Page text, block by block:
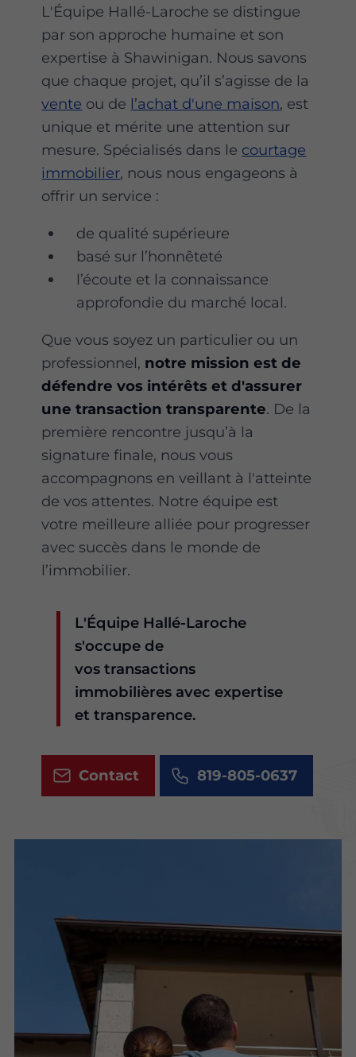
L'Équipe Hallé-Laroche se distingue
par son approche humaine et son
expertise à Shawinigan. Nous savons
que chaque projet, qu’il s’agisse de la
vente ou de l’achat d'une maison, est
unique et mérite une attention sur
mesure. Spécialisés dans le courtage
immobilier, nous nous engageons à
offrir un service :
de qualité supérieure
basé sur l’honnêteté
l’écoute et la connaissance
approfondie du marché local.
Que vous soyez un particulier ou un
professionnel, notre mission est de
défendre vos intérêts et d'assurer
une transaction transparente. De la
première rencontre jusqu’à la
signature finale, nous vous
accompagnons en veillant à l'atteinte
de vos attentes. Notre équipe est
votre meilleure alliée pour progresser
avec succès dans le monde de
l’immobilier.
L'Équipe Hallé-Laroche
s'occupe de
vos transactions
immobilières avec expertise
et transparence.
Contact 819-805-0637